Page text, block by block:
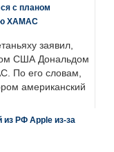
с планом
ХАМАС
заявил,
США Дональдом
По его словам,
американский
РФ Apple из-за